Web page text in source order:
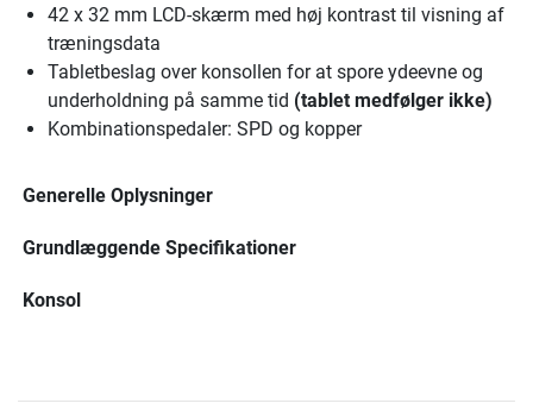
42 x 32 mm LCD-skærm med høj kontrast til visning af
træningsdata
Tabletbeslag over konsollen for at spore ydeevne og
underholdning på samme tid (tablet medfølger ikke)
Kombinationspedaler: SPD og kopper
Generelle Oplysninger
Grundlæggende Specifikationer
Konsol